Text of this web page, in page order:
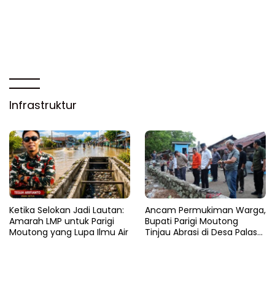
Infrastruktur
Ketika Selokan Jadi Lautan:
Amarah LMP untuk Parigi
Moutong yang Lupa Ilmu Air
Ancam Permukiman Warga,
Bupati Parigi Moutong
Tinjau Abrasi di Desa Palasa